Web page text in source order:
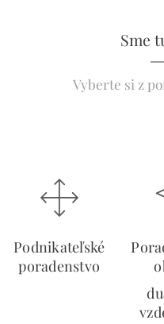
Sme
Vyberte si z
Podnikateľské
poradenstvo